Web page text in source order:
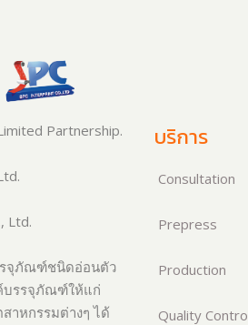
Partnership.
Ltd.
จุภัณฑ์ชนิดอ่อนตัว
บรรจุภัณฑ์ให้แก่
าหกรรมต่างๆ ได้
บริการ
Consultation
Prepress
Production
Quality